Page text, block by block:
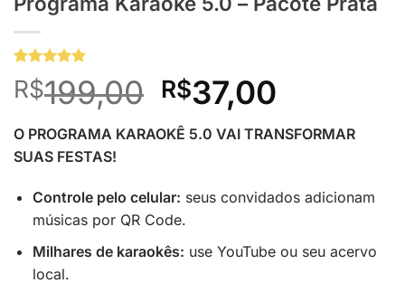
Avaliado
como5de
5, com
11
avaliações
de clientes
R$199,00 O
preço
original
R$199,00.
R$37,00O
atual
R$37,00.
O PROGRAMA KARAOKÊ 5.0 VAI TRANSFORMAR
SUAS FESTAS!
Controle pelo celular: seus convidados adicionam
músicas por QR Code.
Milhares de karaokês: use YouTube ou seu acervo
local.